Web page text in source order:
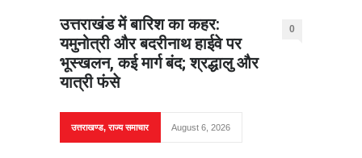
उत्तराखंड में बारिश का कहर:
यमुनोत्री और बदरीनाथ हाईवे पर
भूस्खलन, कई मार्ग बंद; श्रद्धालु और
यात्री फंसे
0
उत्तराखण्ड,राज्य समाचार August 6, 2026